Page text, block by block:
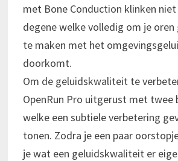
met Bone Conduction klinken
degene welke volledig om je oren
te maken met het
doorkomt.
Om de geluidskwaliteit te
OpenRun Pro uitgerust met twee
welke een subtiele verbetering
tonen. Zodra je een paar
je wat een geluidskwaliteit er